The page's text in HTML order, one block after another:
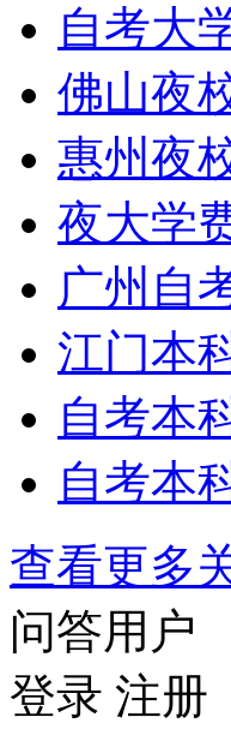
自考大
佛山夜
惠州夜
夜大学
广州自
江门本
自考本
自考本
查看更多
问答用户
登录 注册